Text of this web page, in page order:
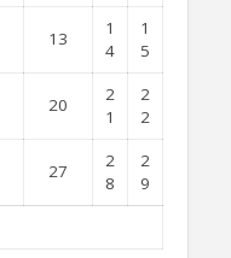
13
1
4
1
5
20
2
1
2
2
27
2
8
2
9